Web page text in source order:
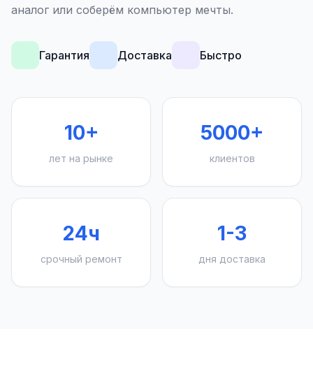
аналог или соберём компьютер мечты.
Гарантия Доставка Быстро
10+
лет на рынке
5000+
клиентов
24ч
срочный ремонт
1-3
дня доставка